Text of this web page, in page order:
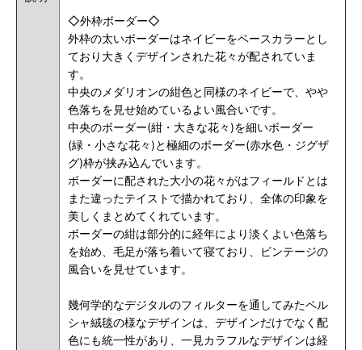
◇外枠ボーダー◇
外枠の太いボーダーはネイビーをベースカラーとし
ており大きくデザインされた花々が配されていま
す。
中央のメダリオンの紺色と同様のネイビーで、 やや
色落ちを見せ始めているよい風合いです。
中央のボーダー(紺・大きな花々)を細いボーダー
(緑・小さな花々)と極細のボーダー(赤水色・ジグザ
グ)枠が挟み込んでいます。
ボーダーに配された大小の花々がはフィールドとは
また違ったテイストで描かれており、全体の印象を
美しくまとめてくれています。
ボーダーの紺は部分的に経年により淡くよい色落ち
を始め、毛足が落ち着いて寝ており、ビンテージの
風合いを見せています。
幾何学的なデジタルのフィルターを通してみたペル
シャ絨毯の様なデザインは、デザインだけでなく配
色にも統一性があり、一見カラフルなデザインは経